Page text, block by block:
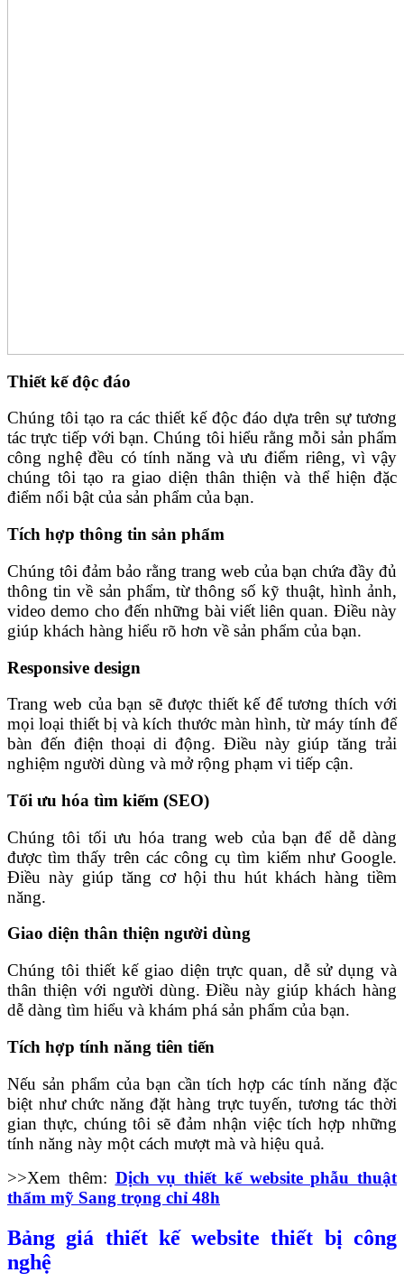
Thiết kế độc đáo
Chúng tôi tạo ra các thiết kế độc đáo dựa trên sự tương
tác trực tiếp với bạn. Chúng tôi hiểu rằng mỗi sản phẩm
công nghệ đều có tính năng và ưu điểm riêng, vì vậy
chúng tôi tạo ra giao diện thân thiện và thể hiện đặc
điểm nổi bật của sản phẩm của bạn.
Tích hợp thông tin sản phẩm
Chúng tôi đảm bảo rằng trang web của bạn chứa đầy đủ
thông tin về sản phẩm, từ thông số kỹ thuật, hình ảnh,
video demo cho đến những bài viết liên quan. Điều này
giúp khách hàng hiểu rõ hơn về sản phẩm của bạn.
Responsive design
Trang web của bạn sẽ được thiết kế để tương thích với
mọi loại thiết bị và kích thước màn hình, từ máy tính để
bàn đến điện thoại di động. Điều này giúp tăng trải
nghiệm người dùng và mở rộng phạm vi tiếp cận.
Tối ưu hóa tìm kiếm (SEO)
Chúng tôi tối ưu hóa trang web của bạn để dễ dàng
được tìm thấy trên các công cụ tìm kiếm như Google.
Điều này giúp tăng cơ hội thu hút khách hàng tiềm
năng.
Giao diện thân thiện người dùng
Chúng tôi thiết kế giao diện trực quan, dễ sử dụng và
thân thiện với người dùng. Điều này giúp khách hàng
dễ dàng tìm hiểu và khám phá sản phẩm của bạn.
Tích hợp tính năng tiên tiến
Nếu sản phẩm của bạn cần tích hợp các tính năng đặc
biệt như chức năng đặt hàng trực tuyến, tương tác thời
gian thực, chúng tôi sẽ đảm nhận việc tích hợp những
tính năng này một cách mượt mà và hiệu quả.
>>Xem thêm: Dịch vụ thiết kế website phẫu thuật
thẩm mỹ Sang trọng chỉ 48h
Bảng giá thiết kế website thiết bị công
nghệ